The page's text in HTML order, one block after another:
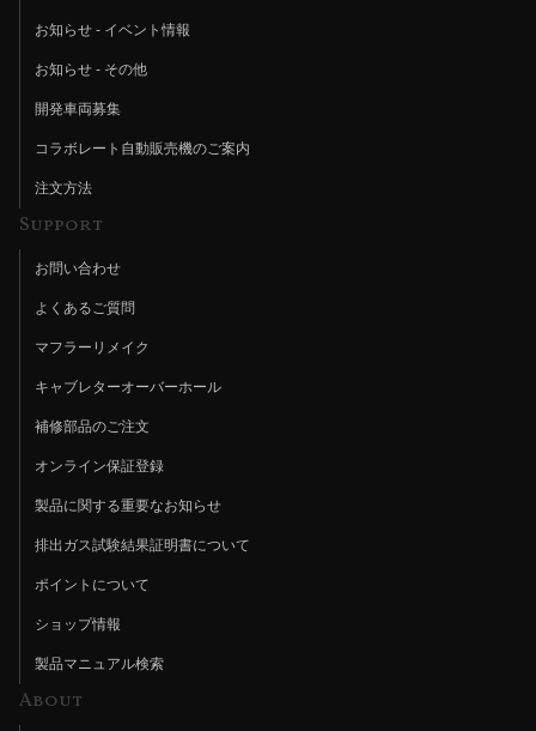
お知らせ - イベント情報
お知らせ - その他
開発車両募集
コラボレート自動販売機のご案内
注文方法
Support
お問い合わせ
よくあるご質問
マフラーリメイク
キャブレターオーバーホール
補修部品のご注文
オンライン保証登録
製品に関する重要なお知らせ
排出ガス試験結果証明書について
ポイントについて
ショップ情報
製品マニュアル検索
About